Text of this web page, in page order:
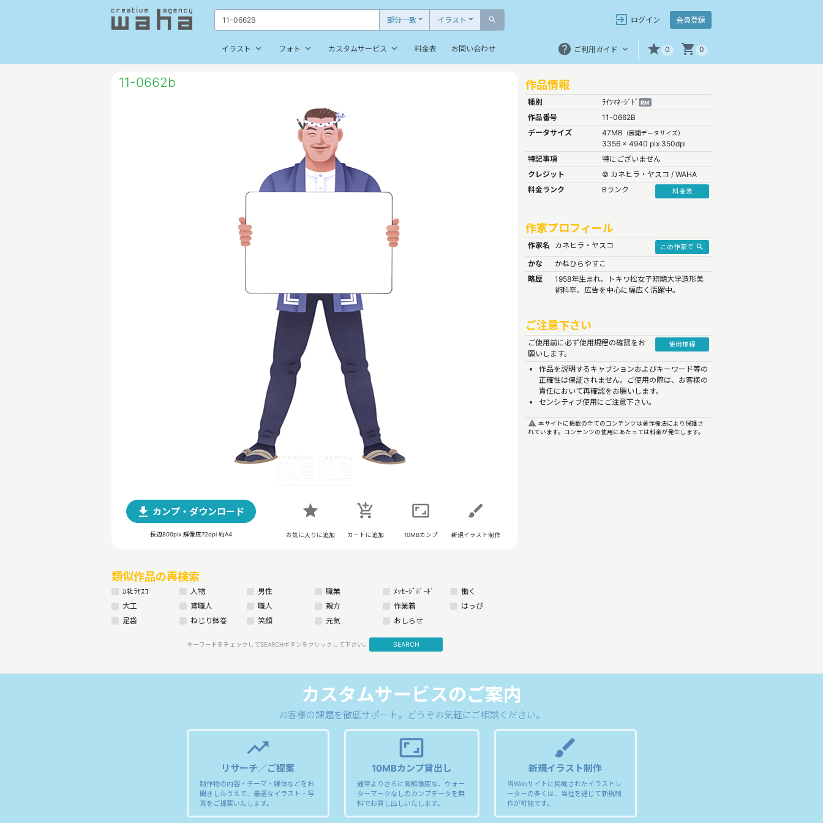
部分一致 イラスト search exit_to_app ログイン 会員登録
イラスト keyboard_arrow_down フォト keyboard_arrow_down カスタムサービス keyboard_arrow_down 料金表 お問い合わせ help ご利用ガイド keyboard_arrow_down star 0 shopping_cart 0
11-0662b
file_download カンプ・ダウンロード
長辺800pix 解像度72dpi 約A4
star
お気に入りに追加
add_shopping_cart
カートに追加
aspect_ratio
10MBカンプ
brush
新規イラスト制作
類似作品の再検索
ｶﾈﾋﾗﾔｽｺ 人物 男性 職業 ﾒｯｾｰｼﾞﾎﾞｰﾄﾞ
働く
大工
鳶職人 職人 親方 作業着
はっぴ
足袋
ねじり鉢巻 笑顔 元気 おしらせ
キーワードをチェックしてSEARCHボタンをクリックして下さい。 SEARCH
作品情報
種別 ﾗｲﾂﾏﾈｰｼﾞﾄﾞ RM
作品番号
11-0662B
データサイズ
47MB （展開データサイズ）
3356 x 4940 pix 350dpi
特記事項
特にございません
クレジット
© カネヒラ・ヤスコ / WAHA
料金ランク
Bランク 料金表
作家プロフィール
作家名 カネヒラ・ヤスコ この作家で search
かな
かねひらやすこ
略歴
1958年生まれ。トキワ松女子短期大学造形美
術科卒。広告を中心に幅広く活躍中。
ご注意下さい
ご使用前に必ず使用規程の確認をお
願いします。
使用規程
作品を説明するキャプションおよびキーワード等の
正確性は保証されません。ご使用の際は、お客様の
責任において再確認をお願いします。
センシティブ使用にご注意下さい。
report_problem 本サイトに掲載の全てのコンテンツは著作権法により保護さ
れています。コンテンツの使用にあたっては料金が発生します。
カスタムサービスのご案内
お客様の課題を徹底サポート。 どうぞお気軽にご相談ください。
trending_up
リサーチ／ご提案
制作物の内容・テーマ・媒体などをお
聞きしたうえで、最適なイラスト・写
真をご提案いたします。
aspect_ratio
10MBカンプ貸出し
通常よりさらに高解像度な、ウォー
ターマークなしのカンプデータを無
料でお貸し出しいたします。
brush
新規イラスト制作
当Webサイトに掲載されたイラストレ
ーターの多くは、当社を通じて新規制
作が可能です。